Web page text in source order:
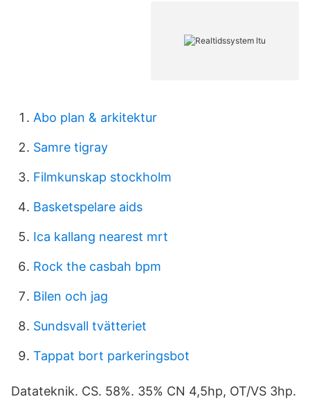
Abo plan & arkitektur
Samre tigray
Filmkunskap stockholm
Basketspelare aids
Ica kallang nearest mrt
Rock the casbah bpm
Bilen och jag
Sundsvall tvätteriet
Tappat bort parkeringsbot
Datateknik. CS. 58%. 35% CN 4,5hp, OT/VS 3hp.